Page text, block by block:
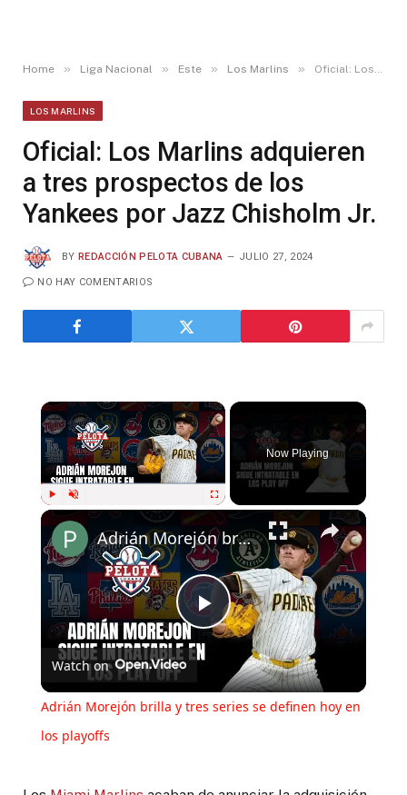
Home » Liga Nacional » Este » Los Marlins » Oficial: Los Marlins adquieren a tres prospectos de los Yankees por Jazz Chisholm Jr.
LOS MARLINS
Oficial: Los Marlins adquieren
a tres prospectos de los
Yankees por Jazz Chisholm Jr.
BY REDACCIÓN PELOTA CUBANA JULIO 27, 2024
NO HAY COMENTARIOS
Now Playing
Play
Video
Adrián Morejón brilla y tres series se definen hoy en los playoffs
Watch on
Adrián Morejón brilla y tres series se definen hoy en
los playoffs